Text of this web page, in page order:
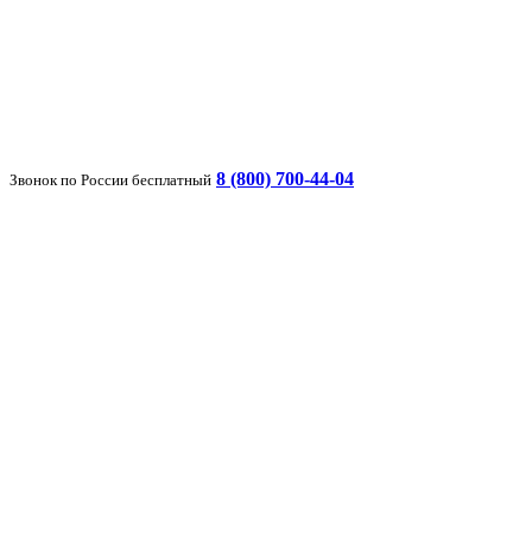
Звонок по России бесплатный 8 (800) 700-44-04